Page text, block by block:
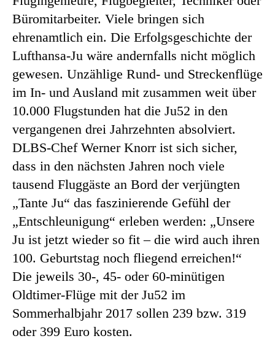
Büromitarbeiter. Viele bringen sich
ehrenamtlich ein. Die Erfolgsgeschichte der
Lufthansa-Ju wäre andernfalls nicht möglich
gewesen. Unzählige Rund- und Streckenflüge
im In- und Ausland mit zusammen weit über
10.000 Flugstunden hat die Ju52 in den
vergangenen drei Jahrzehnten absolviert.
DLBS-Chef Werner Knorr ist sich sicher,
dass in den nächsten Jahren noch viele
tausend Fluggäste an Bord der verjüngten
„Tante Ju“ das faszinierende Gefühl der
„Entschleunigung“ erleben werden: „Unsere
Ju ist jetzt wieder so fit – die wird auch ihren
100. Geburtstag noch fliegend erreichen!“
Die jeweils 30-, 45- oder 60-minütigen
Oldtimer-Flüge mit der Ju52 im
Sommerhalbjahr 2017 sollen 239 bzw. 319
oder 399 Euro kosten.